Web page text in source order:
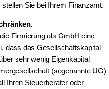
Sie bei Ihrem Finanzamt.
Firmierung als GmbH eine
dass das Gesellschaftskapital
sehr wenig Eigenkapital
(sogenannte UG)
Ihren Steuerberater oder